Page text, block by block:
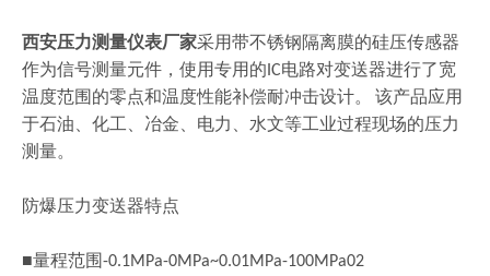
西安压力测量仪表厂家采用带不锈钢隔离膜的硅压传感器
作为信号测量元件，使用专用的 IC电路对变送器进行了宽
温度范围的零点和温度性能补偿耐冲击设计。
该产品应用
于石油、化工、冶金、电力、水文等工业过程现场的压力
测量。
防爆压力变送器特点
■量程范围-0.1MPa-0MPa~0.01MPa-100MPa02